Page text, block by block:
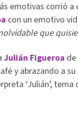
emotivas corrió a
con un emotivo
que
Julián Figueroa
y abrazando a
‘Julián’,